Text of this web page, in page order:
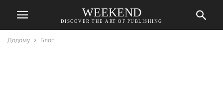
WEEKEND
DISCOVER THE ART OF PUBLISHING
Додому Блог